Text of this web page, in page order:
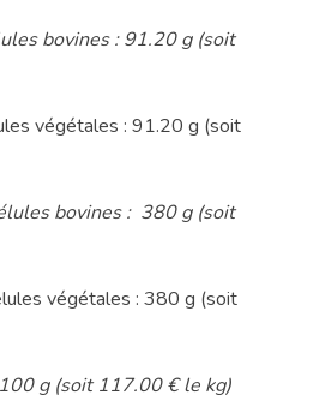
bovines : 91.20 g (soit
végétales : 91.20 g (soit
bovines : 380 g (soit
végétales : 380 g (soit
g (soit 117.00 € le kg)